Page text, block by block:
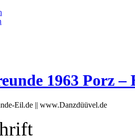
1963 Porz –
Eil.de || www.Danzdüüvel.de